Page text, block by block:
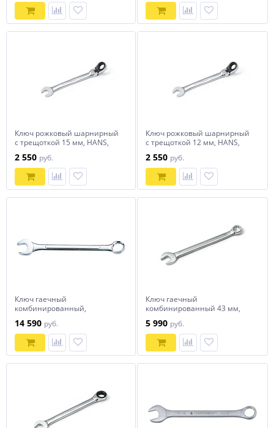
Ключ рожковый шарнирный
с трещоткой 15 мм, HANS,
2 550 руб.
Ключ рожковый шарнирный
с трещоткой 12 мм, HANS,
2 550 руб.
Ключ гаечный
комбинированный,
14 590 руб.
Ключ гаечный
комбинированный 43 мм,
5 990 руб.